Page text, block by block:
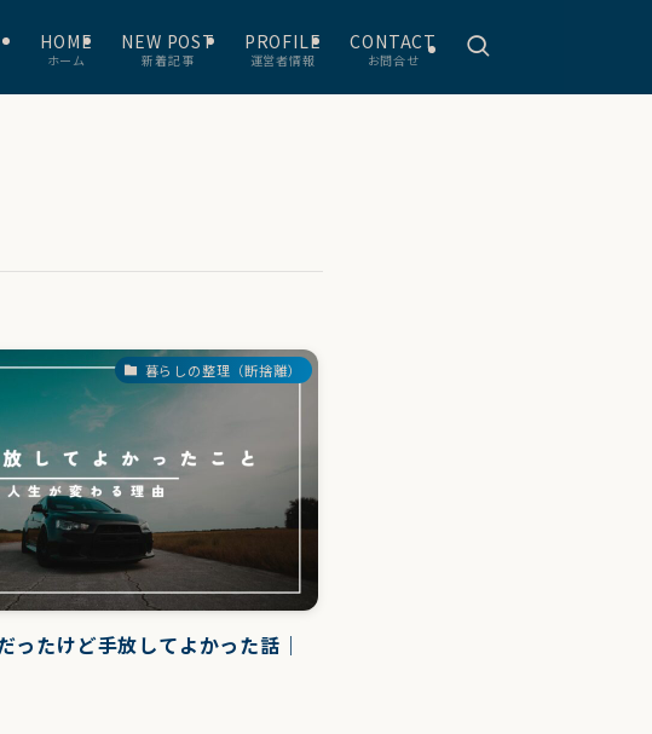
HOME
ホーム
NEW POST
新着記事
PROFILE
運営者情報
CONTACT
お問合せ
暮らしの整理（断捨離）
ったけど手放してよかった話｜